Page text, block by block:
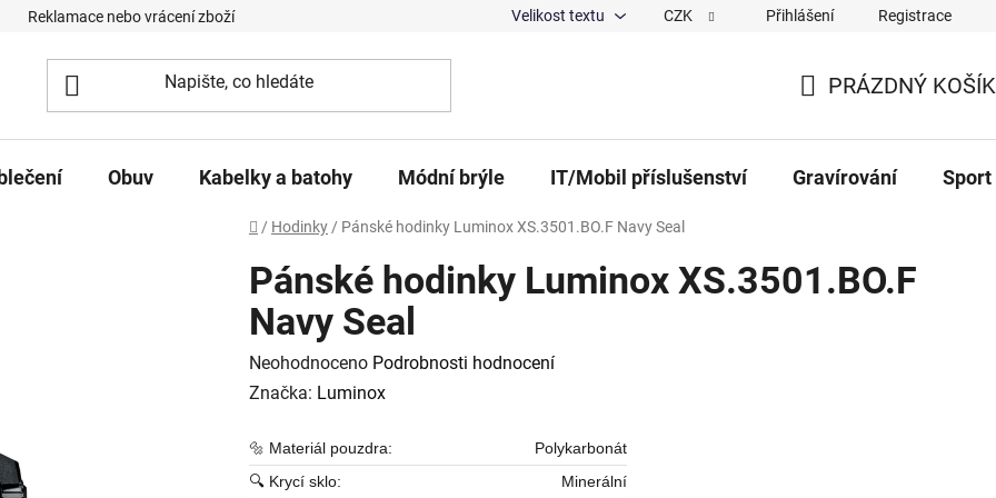
Reklamace nebo vrácení zboží Podmínky ochrany osobních údajů O nás Magazín Hodnocení obchodu
Velikost textu CZK Přihlášení Registrace
PRÁZDNÝ KOŠÍK
Obuv Kabelky a batohy Módní brýle IT/Mobil příslušenství Gravírování Sport
Domů
/ Hodinky / Pánské hodinky Luminox XS.3501.BO.F Navy Seal
Pánské hodinky Luminox XS.3501.BO.F
Navy Seal
Průměrné hodnocení produktu je 0,0 z 5 hvězdiček.
Neohodnoceno Podrobnosti hodnocení
Značka: Luminox
🔩 Materiál pouzdra:
Polykarbonát
🔍 Krycí sklo:
Minerální